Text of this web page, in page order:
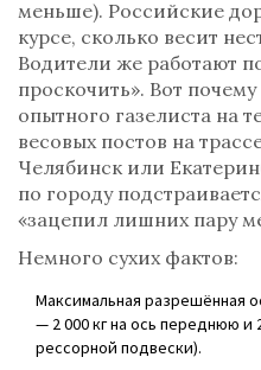
меньше). Российские
курсе, сколько весит
Водители же работают
проскочить». Вот
опытного газелиста на
весовых постов на
Челябинск или
по городу
«зацепил лишних пару
Немного сухих фактов:
Максимальная разрешённая
— 2 000 кг на ось переднюю и
рессорной подвески).